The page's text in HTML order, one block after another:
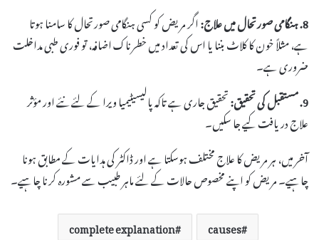
8. ہنگامی صورتحال میں علاج:
اگر مریض کو کسی ہنگامی صورتحال کا سامنا ہوتا
ہے، مثلاً خون کا کلاٹ بننا یا اس کی تعداد میں خطرناک اضافہ، تو فوری طبی مداخلت
ضروری ہے۔
9. مستقبل کی تحقیق:
تحقیق جاری ہے تاکہ پالیسیٹیمیا ویرا کے لئے نئے اور مؤثر
علاج دریافت کیے جا سکیں۔
آخر میں، ہر مریض کا علاج مختلف ہوسکتا ہے اور ڈاکٹر کی ہدایات کے مطابق ہونا
چاہیے۔ مریض کو اپنے مخصوص حالات کے لئے ماہر طبیب سے مشورہ کرنا چاہیے۔
causes
complete explanation